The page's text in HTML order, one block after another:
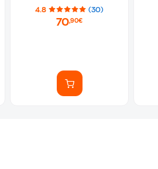
4.8 (30)
70,90€